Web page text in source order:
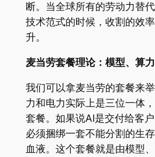
断。当全球所有的劳动力替
技术范式的时候，收割的效
升。
麦当劳套餐理论：模型、算
我们可以拿麦当劳的套餐来
力和电力实际上是三位一体
套餐。如果说AI是交付给客
必须捆绑一套不能分割的生
血液。这个套餐就是由模型